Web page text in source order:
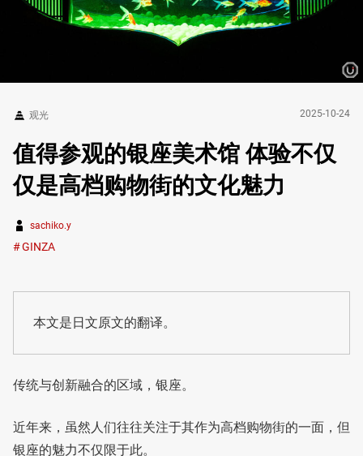
观光 2025-10-24
值得参观的银座美术馆 体验不仅
仅是高档购物街的文化魅力
sachiko.y
GINZA
本文是日文原文的翻译。
传统与创新融合的区域，银座。
近年来，虽然人们往往关注于其作为高档购物街的一面，但
银座的魅力不仅限于此。